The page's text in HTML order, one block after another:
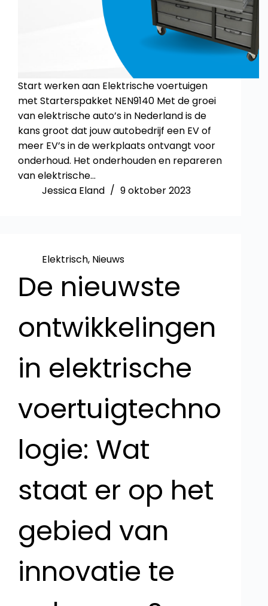
Start werken aan Elektrische voertuigen
met Starterspakket NEN9140 Met de groei
van elektrische auto’s in Nederland is de
kans groot dat jouw autobedrijf een EV of
meer EV’s in de werkplaats ontvangt voor
onderhoud. Het onderhouden en repareren
van elektrische…
Jessica Eland
9 oktober 2023
Elektrisch, Nieuws
De nieuwste
ontwikkelingen
in elektrische
voertuigtechno
logie: Wat
staat er op het
gebied van
innovatie te